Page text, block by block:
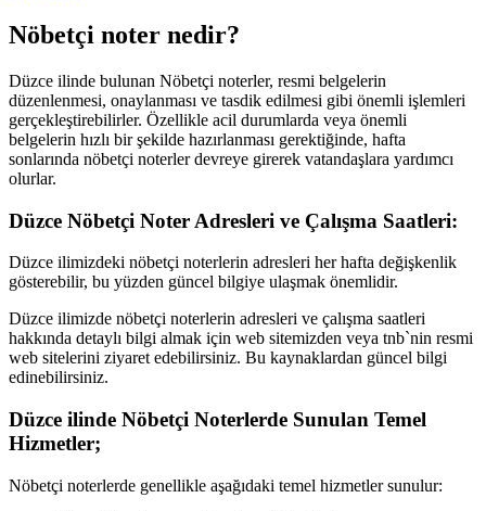
Nöbetçi noter nedir?
Düzce ilinde bulunan Nöbetçi noterler, resmi belgelerin
düzenlenmesi, onaylanması ve tasdik edilmesi gibi önemli işlemleri
gerçekleştirebilirler. Özellikle acil durumlarda veya önemli
belgelerin hızlı bir şekilde hazırlanması gerektiğinde, hafta
sonlarında nöbetçi noterler devreye girerek vatandaşlara yardımcı
olurlar.
Düzce Nöbetçi Noter Adresleri ve Çalışma Saatleri:
Düzce ilimizdeki nöbetçi noterlerin adresleri her hafta değişkenlik
gösterebilir, bu yüzden güncel bilgiye ulaşmak önemlidir.
Düzce ilimizde nöbetçi noterlerin adresleri ve çalışma saatleri
hakkında detaylı bilgi almak için web sitemizden veya tnb`nin resmi
web sitelerini ziyaret edebilirsiniz. Bu kaynaklardan güncel bilgi
edinebilirsiniz.
Düzce ilinde Nöbetçi Noterlerde Sunulan Temel
Hizmetler;
Nöbetçi noterlerde genellikle aşağıdaki temel hizmetler sunulur: